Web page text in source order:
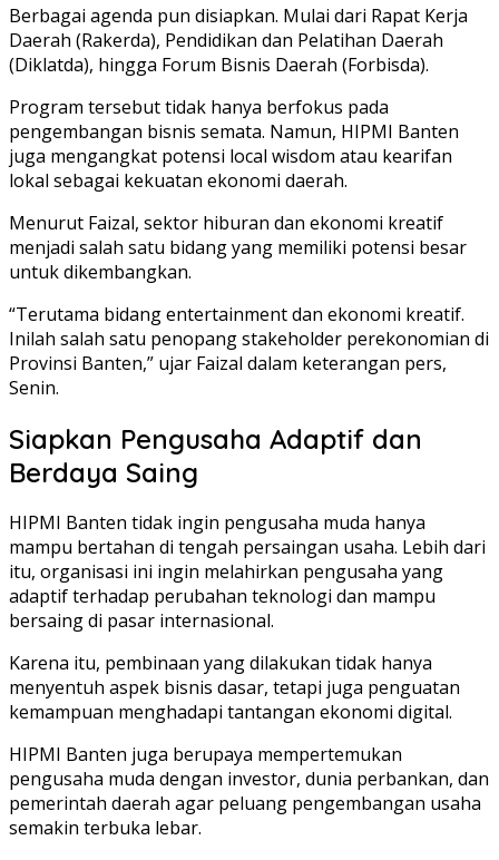
Berbagai agenda pun disiapkan. Mulai dari Rapat Kerja
Daerah (Rakerda), Pendidikan dan Pelatihan Daerah
(Diklatda), hingga Forum Bisnis Daerah (Forbisda).
Program tersebut tidak hanya berfokus pada
pengembangan bisnis semata. Namun, HIPMI Banten
juga mengangkat potensi local wisdom atau kearifan
lokal sebagai kekuatan ekonomi daerah.
Menurut Faizal, sektor hiburan dan ekonomi kreatif
menjadi salah satu bidang yang memiliki potensi besar
untuk dikembangkan.
“Terutama bidang entertainment dan ekonomi kreatif.
Inilah salah satu penopang stakeholder perekonomian di
Provinsi Banten,” ujar Faizal dalam keterangan pers,
Senin.
Siapkan Pengusaha Adaptif dan
Berdaya Saing
HIPMI Banten tidak ingin pengusaha muda hanya
mampu bertahan di tengah persaingan usaha. Lebih dari
itu, organisasi ini ingin melahirkan pengusaha yang
adaptif terhadap perubahan teknologi dan mampu
bersaing di pasar internasional.
Karena itu, pembinaan yang dilakukan tidak hanya
menyentuh aspek bisnis dasar, tetapi juga penguatan
kemampuan menghadapi tantangan ekonomi digital.
HIPMI Banten juga berupaya mempertemukan
pengusaha muda dengan investor, dunia perbankan, dan
pemerintah daerah agar peluang pengembangan usaha
semakin terbuka lebar.